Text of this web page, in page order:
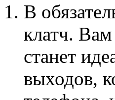
В
клатч.
станет
выходов,